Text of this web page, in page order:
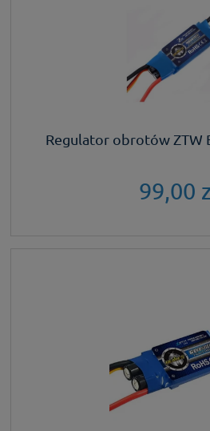
Regulator obrotów ZTW
99,00